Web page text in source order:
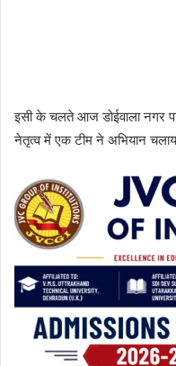
इसी के चलते आज डोईवाला नगर
नेतृत्व में एक टीम ने अभियान